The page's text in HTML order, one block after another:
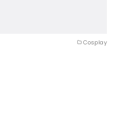
Cosplay